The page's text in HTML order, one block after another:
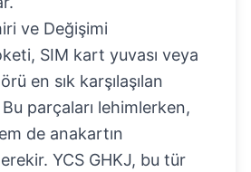
ve Değişimi
SIM kart yuvası veya
en sık karşılaşılan
Bu parçaları lehimlerken,
de anakartın
YCS GHKJ, bu tür